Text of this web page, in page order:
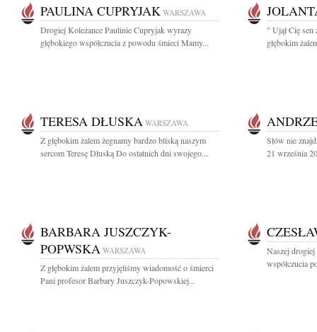
PAULINA CUPRYJAK WARSZAWA
Drogiej Koleżance Paulinie Cupryjak wyrazy
głębokiego współczucia z powodu śmieci Mamy...
" Ujął Cię
głębokim
TERESA DŁUSKA WARSZAWA
Z głębokim żalem żegnamy bardzo bliską naszym
sercom Teresę Dłuską Do ostatnich dni swojego...
Słów nie
21 września
BARBARA JUSZCZYK-
POPWSKA WARSZAWA
Z głębokim żalem przyjęliśmy wiadomość o śmierci
Pani profesor Barbary Juszczyk-Popowskiej...
Naszej drogiej
współczucia